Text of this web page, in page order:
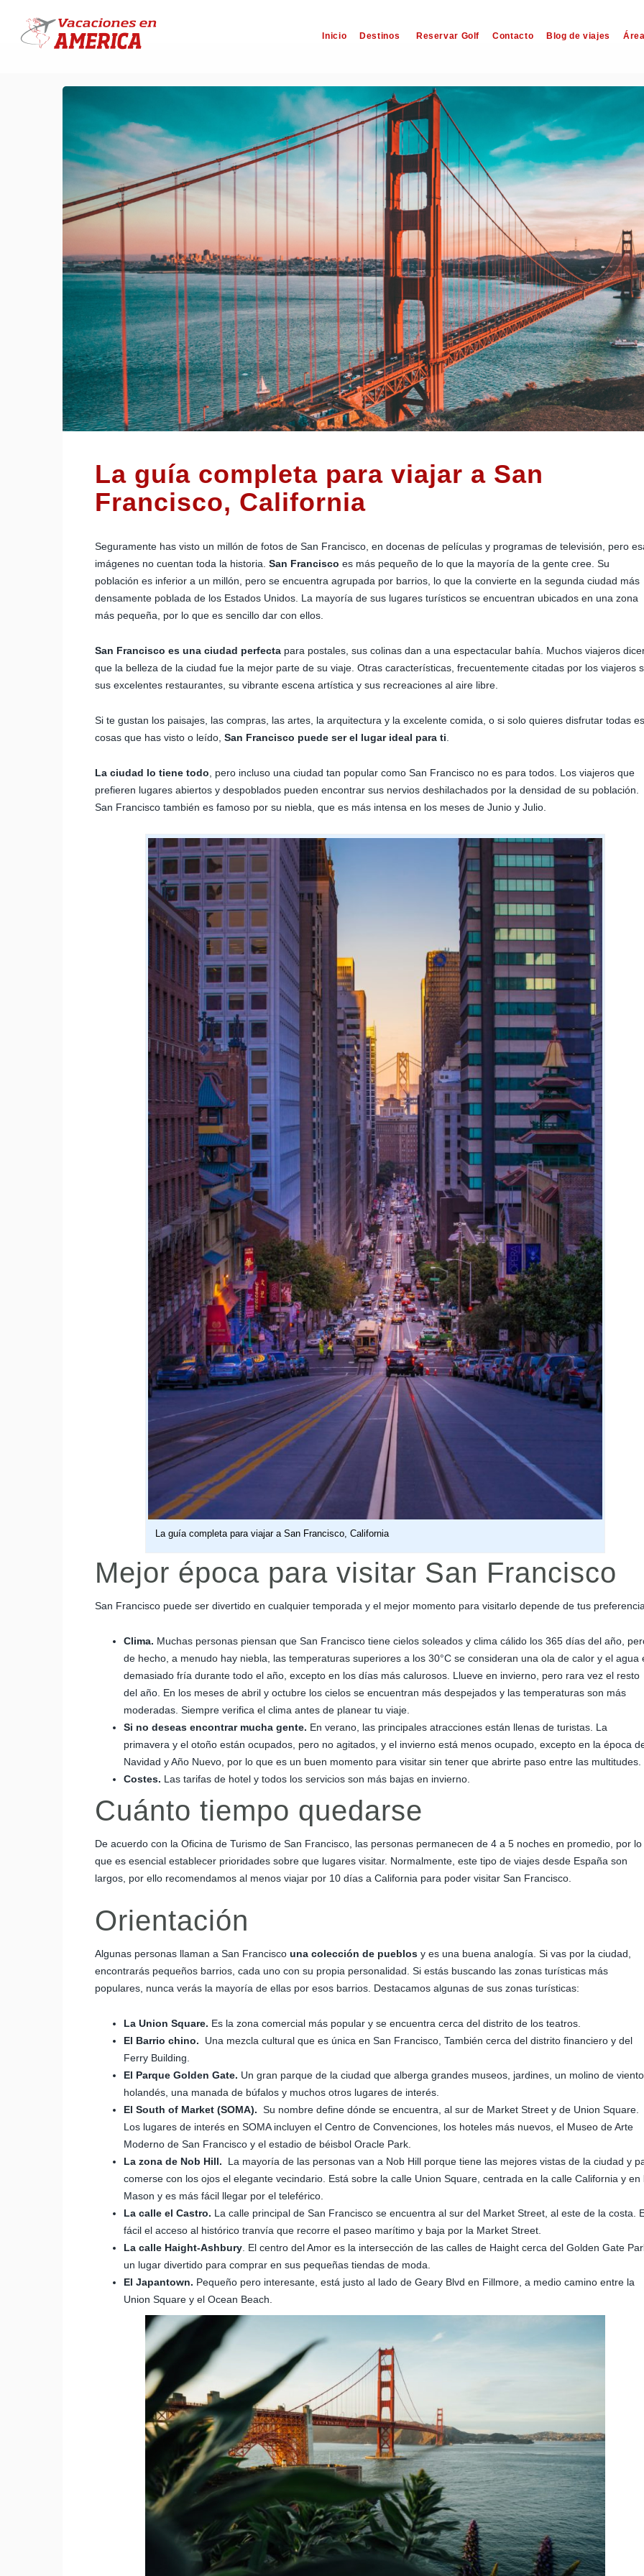
Inicio Destinos Reservar Golf Contacto Blog de viajes
La guía completa para viajar a San
Francisco, California
Seguramente has visto un millón de fotos de San Francisco, en docenas de películas y programas de televisión, pero
imágenes no cuentan toda la historia. San Francisco es más pequeño de lo que la mayoría de la gente cree. Su
población es inferior a un millón, pero se encuentra agrupada por barrios, lo que la convierte en la segunda ciudad más
densamente poblada de los Estados Unidos. La mayoría de sus lugares turísticos se encuentran ubicados en una zona
más pequeña, por lo que es sencillo dar con ellos.
San Francisco es una ciudad perfecta para postales, sus colinas dan a una espectacular bahía. Muchos viajeros
que la belleza de la ciudad fue la mejor parte de su viaje. Otras características, frecuentemente citadas por los viajeros
sus excelentes restaurantes, su vibrante escena artística y sus recreaciones al aire libre.
Si te gustan los paisajes, las compras, las artes, la arquitectura y la excelente comida, o si solo quieres disfrutar todas
cosas que has visto o leído, San Francisco puede ser el lugar ideal para ti
La ciudad lo tiene todo , pero incluso una ciudad tan popular como San Francisco no es para todos. Los viajeros que
prefieren lugares abiertos y despoblados pueden encontrar sus nervios deshilachados por la densidad de su población.
San Francisco también es famoso por su niebla, que es más intensa en los meses de Junio y Julio.
La guía completa para viajar a San Francisco, California
Mejor época para visitar San Francisco
San Francisco puede ser divertido en cualquier temporada y el mejor momento para visitarlo depende de tus
Clima. Muchas personas piensan que San Francisco tiene cielos soleados y clima cálido los 365 días del año,
de hecho, a menudo hay niebla, las temperaturas superiores a los 30°C se consideran una ola de calor y el agua
demasiado fría durante todo el año, excepto en los días más calurosos. Llueve en invierno, pero rara vez el resto
del año. En los meses de abril y octubre los cielos se encuentran más despejados y las temperaturas son más
moderadas. Siempre verifica el clima antes de planear tu viaje.
Si no deseas encontrar mucha gente. En verano, las principales atracciones están llenas de turistas. La
primavera y el otoño están ocupados, pero no agitados, y el invierno está menos ocupado, excepto en la época
Navidad y Año Nuevo, por lo que es un buen momento para visitar sin tener que abrirte paso entre las multitudes.
Costes. Las tarifas de hotel y todos los servicios son más bajas en invierno.
Cuánto tiempo quedarse
De acuerdo con la Oficina de Turismo de San Francisco, las personas permanecen de 4 a 5 noches en promedio, por lo
que es esencial establecer prioridades sobre que lugares visitar. Normalmente, este tipo de viajes desde España son
largos, por ello recomendamos al menos viajar por 10 días a California para poder visitar San Francisco.
Orientación
Algunas personas llaman a San Francisco una colección de pueblos y es una buena analogía. Si vas por la ciudad,
encontrarás pequeños barrios, cada uno con su propia personalidad. Si estás buscando las zonas turísticas más
populares, nunca verás la mayoría de ellas por esos barrios. Destacamos algunas de sus zonas turísticas:
La Union Square. Es la zona comercial más popular y se encuentra cerca del distrito de los teatros.
El Barrio chino. Una mezcla cultural que es única en San Francisco, También cerca del distrito financiero y del
Ferry Building.
El Parque Golden Gate. Un gran parque de la ciudad que alberga grandes museos, jardines, un molino de viento
holandés, una manada de búfalos y muchos otros lugares de interés.
El South of Market (SOMA). Su nombre define dónde se encuentra, al sur de Market Street y de Union Square.
Los lugares de interés en SOMA incluyen el Centro de Convenciones, los hoteles más nuevos, el Museo de Arte
Moderno de San Francisco y el estadio de béisbol Oracle Park.
La zona de Nob Hill. La mayoría de las personas van a Nob Hill porque tiene las mejores vistas de la ciudad y
comerse con los ojos el elegante vecindario. Está sobre la calle Union Square, centrada en la calle California y en
Mason y es más fácil llegar por el teleférico.
La calle el Castro. La calle principal de San Francisco se encuentra al sur del Market Street, al este de la costa.
fácil el acceso al histórico tranvía que recorre el paseo marítimo y baja por la Market Street.
La calle Haight-Ashbury . El centro del Amor es la intersección de las calles de Haight cerca del Golden Gate
un lugar divertido para comprar en sus pequeñas tiendas de moda.
El Japantown. Pequeño pero interesante, está justo al lado de Geary Blvd en Fillmore, a medio camino entre la
Union Square y el Ocean Beach.